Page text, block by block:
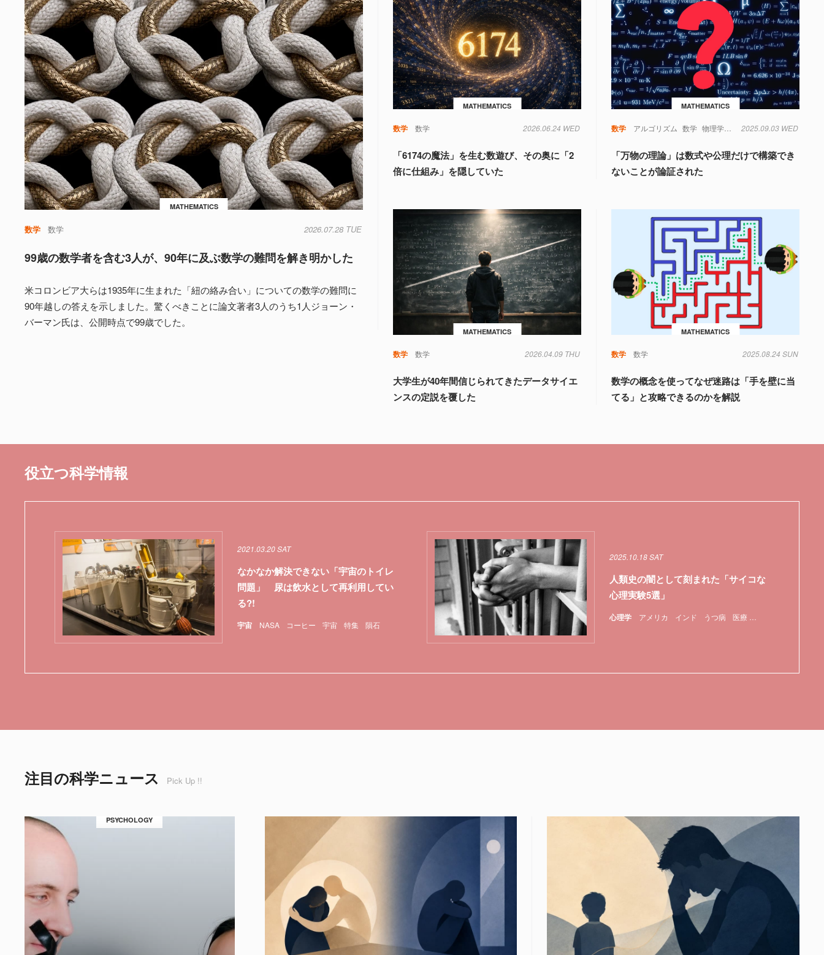
MATHEMATICS
数学 数学 2026.07.28 TUE
99歳の数学者を含む3人が、90年に及ぶ数学の難問を解き明かした
米コロンビア大らは1935年に生まれた「紐の絡み合い」についての数学の難問に
90年越しの答えを示しました。驚くべきことに論文著者3人のうち1人ジョーン・
バーマン氏は、公開時点で99歳でした。
MATHEMATICS
数学 数学 2026.06.24 WED
「6174の魔法」を生む数遊び、その奥に「2
倍に仕組み」を隠していた
MATHEMATICS
数学 アルゴリズム 数学 物理学 量子力学
2025.09.03 WED
「万物の理論」は数式や公理だけで構築でき
ないことが論証された
MATHEMATICS
数学 数学 2026.04.09 THU
大学生が40年間信じられてきたデータサイエ
ンスの定説を覆した
MATHEMATICS
数学 数学 2025.08.24 SUN
数学の概念を使ってなぜ迷路は「手を壁に当
てる」と攻略できるのかを解説
役立つ科学情報
宇宙 NASA コーヒー 宇宙 特集 隕石
2021.03.20 SAT
なかなか解決できない「宇宙のトイレ
問題」 尿は飲水として再利用してい
る?!
心理学 アメリカ インド うつ病 医療
2025.10.18 SAT
人類史の闇として刻まれた「サイコな
心理実験5選」
注目の科学ニュース Pick Up !!
PSYCHOLOGY